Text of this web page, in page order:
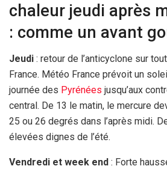
chaleur jeudi après
: comme un avant
Jeudi : retour de l’anticyclone sur
France. Météo France prévoit un
journée des Pyrénées jusqu’aux
central. De 13 le matin, le mercure
25 ou 26 degrés dans l’après midi.
élevées dignes de l’été.
Vendredi et week end : Forte